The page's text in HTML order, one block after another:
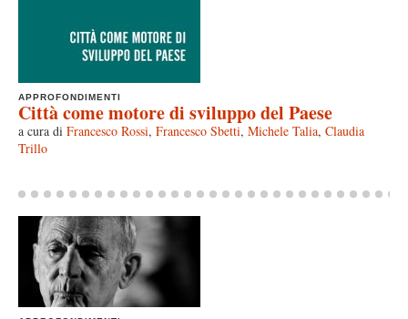
APPROFONDIMENTI
Città come motore di sviluppo del Paese
a cura di Francesco Rossi, Francesco Sbetti, Michele Talia, Claudia
Trillo